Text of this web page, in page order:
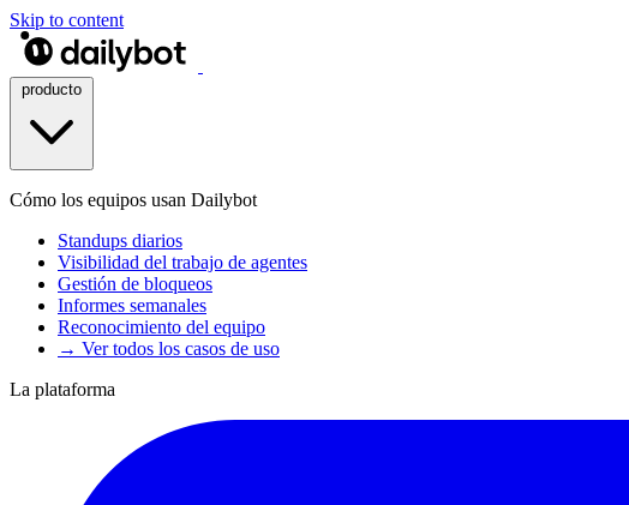
Skip to content
Cómo los equipos usan Dailybot
Standups diarios
Visibilidad del trabajo de agentes
Gestión de bloqueos
Informes semanales
Reconocimiento del equipo
→ Ver todos los casos de uso
La plataforma